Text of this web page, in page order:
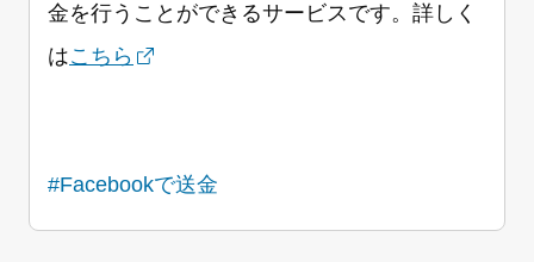
金を行うことができるサービスです。詳しく
はこちら
#Facebookで送金